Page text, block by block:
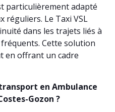
particulièrement adapté
réguliers. Le Taxi VSL
dans les trajets liés à
Cette solution
en offrant un cadre
en Ambulance
Gozon ?